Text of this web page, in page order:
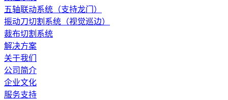
五轴联动系统（支持龙门）
振动刀切割系统（视觉巡边）
裁布切割系统
解决方案
关于我们
公司简介
企业文化
服务支持